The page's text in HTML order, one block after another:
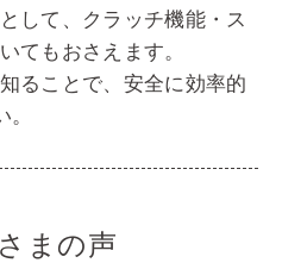
して、クラッチ機能・ス
てもおさえます。
ることで、安全に効率的
まの声